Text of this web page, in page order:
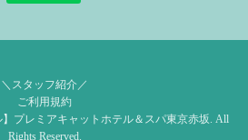
＼スタッフ紹介／
ご利用規約
】プレミアキャットホテル＆スパ東京赤坂. All
Rights Reserved.